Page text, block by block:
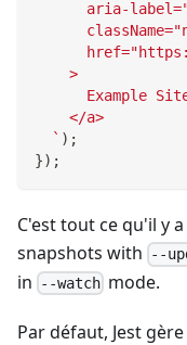
aria-
    >
Example
    </a>
` ) ;
}) ;
C'est tout ce qu'il y
snapshots with
--
in
--watch mode.
Par défaut, Jest